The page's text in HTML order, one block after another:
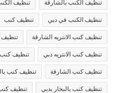
تنظيف الكنب بالشارقة تنظيف
تنظيف الكنب في دبي تنظيف كنب
تنظيف كنب الانتريه الشارقة تنظيف
تنظيف كنب الانتريه دبي تنظيف كنب
تنظيف كنب الشارقة تنظيف كنب
تنظيف كنب بالبخار بدبي تنظيف